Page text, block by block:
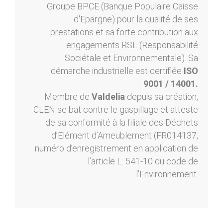
Groupe BPCE (Banque Populaire Caisse
d'Epargne) pour la qualité de ses
prestations et sa forte contribution aux
engagements RSE (Responsabilité
Sociétale et Environnementale). Sa
démarche industrielle est certifiée ISO
9001 / 14001.
Membre de Valdelia depuis sa création,
CLEN se bat contre le gaspillage et atteste
de sa conformité à la filiale des Déchets
d’Elément d’Ameublement (FR014137,
numéro d’enregistrement en application de
l’article L. 541-10 du code de
l’Environnement.